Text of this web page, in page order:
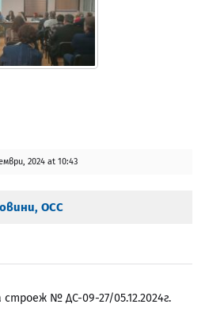
2024 at 10:43
, ОСС
строеж № ДС-09-27/05.12.2024г.